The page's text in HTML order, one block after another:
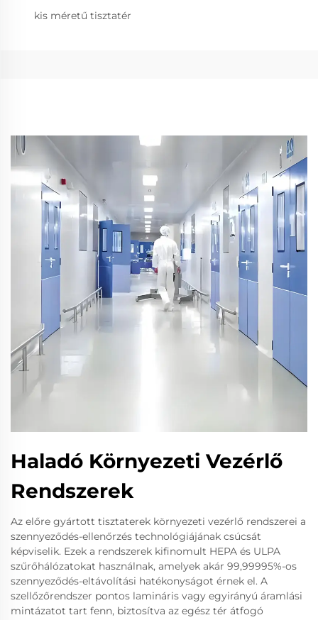
kis méretű tisztatér
Haladó Környezeti Vezérlő
Rendszerek
Az előre gyártott tisztaterek környezeti vezérlő rendszerei a
szennyeződés-ellenőrzés technológiájának csúcsát
képviselik. Ezek a rendszerek kifinomult HEPA és ULPA
szűrőhálózatokat használnak, amelyek akár 99,99995%-os
szennyeződés-eltávolítási hatékonyságot érnek el. A
szellőzőrendszer pontos lamináris vagy egyirányú áramlási
mintázatot tart fenn, biztosítva az egész tér átfogó